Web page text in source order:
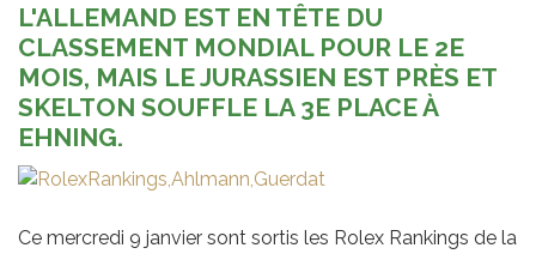
L'ALLEMAND EST EN TÊTE DU
CLASSEMENT MONDIAL POUR LE 2E
MOIS, MAIS LE JURASSIEN EST PRÈS ET
SKELTON SOUFFLE LA 3E PLACE À
EHNING.
Ce mercredi 9 janvier sont sortis les Rolex Rankings de la